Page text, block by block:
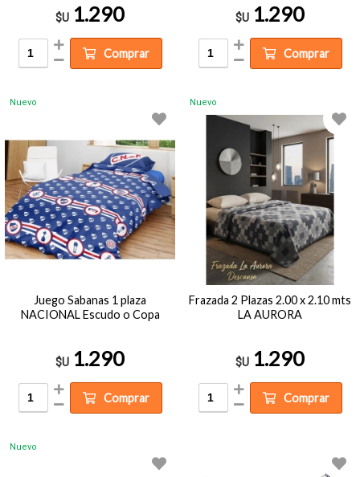
$U 1.290
Comprar
$U 1.290
Comprar
Nuevo
Juego Sabanas 1 plaza
NACIONAL Escudo o Copa
$U 1.290
Comprar
Nuevo
Frazada 2 Plazas 2.00 x 2.10 mts
LA AURORA
$U 1.290
Comprar
Nuevo